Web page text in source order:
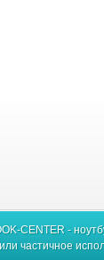
CENTER -
частичное